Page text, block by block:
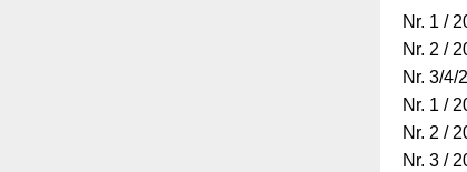
Nr. 1 /
Nr. 2 /
Nr. 3/4/
Nr. 1 /
Nr. 2 /
Nr. 3 /